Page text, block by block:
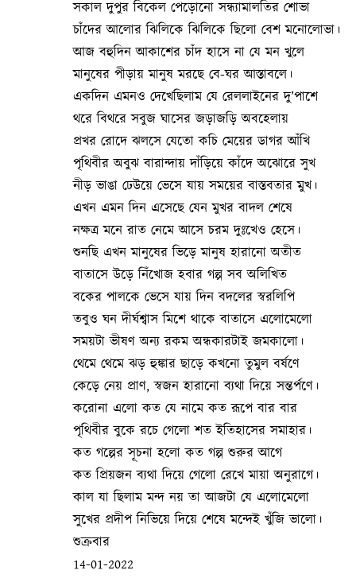
সকাল দুপুর বিকেল পেড়োনো সন্ধ্যামালতির শোভা
চাঁদের আলোর ঝিলিকে ঝিলিকে ছিলো বেশ মনোলোভা।
আজ বহুদিন আকাশের চাঁদ হাসে না যে মন খুলে
মানুষের পীড়ায় মানুষ মরছে বে-ঘর আস্তাবলে।
একদিন এমনও দেখেছিলাম যে রেললাইনের দু’পাশে
থরে বিথরে সবুজ ঘাসের জড়াজড়ি অবহেলায়
প্রখর রোদে ঝলসে যেতো কচি মেয়ের ডাগর আঁখি
পৃথিবীর অবুঝ বারান্দায় দাঁড়িয়ে কাঁদে অঝোরে সুখ
নীড় ভাঙা ঢেউয়ে ভেসে যায় সময়ের বাস্তবতার মুখ।
এখন এমন দিন এসেছে যেন মুখর বাদল শেষে
নক্ষত্র মনে রাত নেমে আসে চরম দুঃখেও হেসে।
শুনছি এখন মানুষের ভিড়ে মানুষ হারানো অতীত
বাতাসে উড়ে নিঁখোজ হবার গল্প সব অলিখিত
বকের পালকে ভেসে যায় দিন বদলের স্বরলিপি
তবুও ঘন দীর্ঘশ্বাস মিশে থাকে বাতাসে এলোমেলো
সময়টা ভীষণ অন্য রকম অন্ধকারটাই জমকালো।
থেমে থেমে ঝড় হুঙ্কার ছাড়ে কখনো তুমুল বর্ষণে
কেড়ে নেয় প্রাণ, স্বজন হারানো ব্যথা দিয়ে সন্তর্পণে।
করোনা এলো কত যে নামে কত রূপে বার বার
পৃথিবীর বুকে রচে গেলো শত ইতিহাসের সমাহার।
কত গল্পের সূচনা হলো কত গল্প শুরুর আগে
কত প্রিয়জন ব্যথা দিয়ে গেলো রেখে মায়া অনুরাগে।
কাল যা ছিলাম মন্দ নয় তা আজটা যে এলোমেলো
সুখের প্রদীপ নিভিয়ে দিয়ে শেষে মন্দেই খুঁজি ভালো।
শুক্রবার
14-01-2022